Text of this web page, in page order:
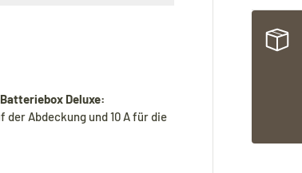
Batteriebox Deluxe:
der Abdeckung und 10 A für die